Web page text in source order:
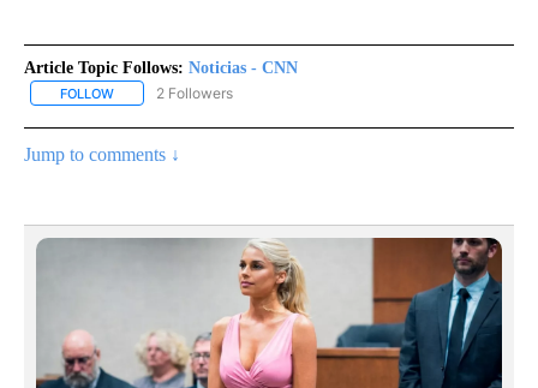
Article Topic Follows: Noticias - CNN
FOLLOW FOLLOW "NOTICIAS - CNN" TO RECEIVE NOTIFICATIONS ABOUT
2 Followers
Jump to comments ↓